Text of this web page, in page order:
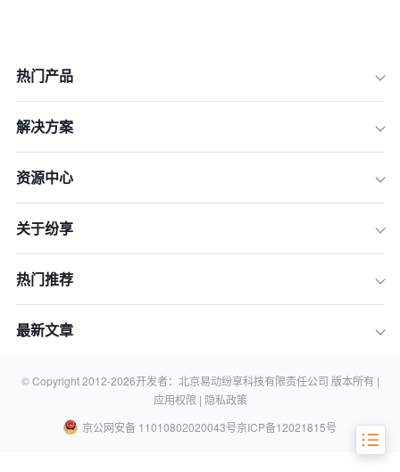
一、 认知篇：定义2026年的销售自动
二、 入门篇：构建坚实的销售自动化底
六、 2026年推荐工具矩阵（分类评
结语：立即行动，拥抱销售新时代
热门产品
解决方案
资源中心
关于纷享
热门推荐
最新文章
© Copyright 2012-2026开发者：北京易动纷享科技有限责任公司 版本所有 |
应用权限 | 隐私政策
京公网安备 11010802020043号京ICP备12021815号